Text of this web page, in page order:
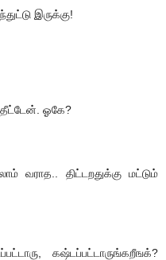
இருக்கு!
ஓகே?
வராத.. திட்டறதுக்கு மட்டும்
கஷ்டப்பட்டாருங்கறீஙக்?